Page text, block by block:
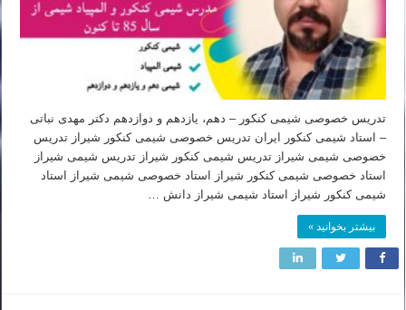
تدریس خصوصی شیمی کنکور – دهم، یازدهم و دوازدهم دکتر مهدی نباتی
– استاد شیمی کنکور ایران تدریس خصوصی شیمی کنکور شیراز تدریس
خصوصی شیمی شیراز تدریس شیمی کنکور شیراز تدریس شیمی شیراز
استاد خصوصی شیمی کنکور شیراز استاد خصوصی شیمی شیراز استاد
شیمی کنکور شیراز استاد شیمی شیراز دانش …
بیشتر بخوانید »